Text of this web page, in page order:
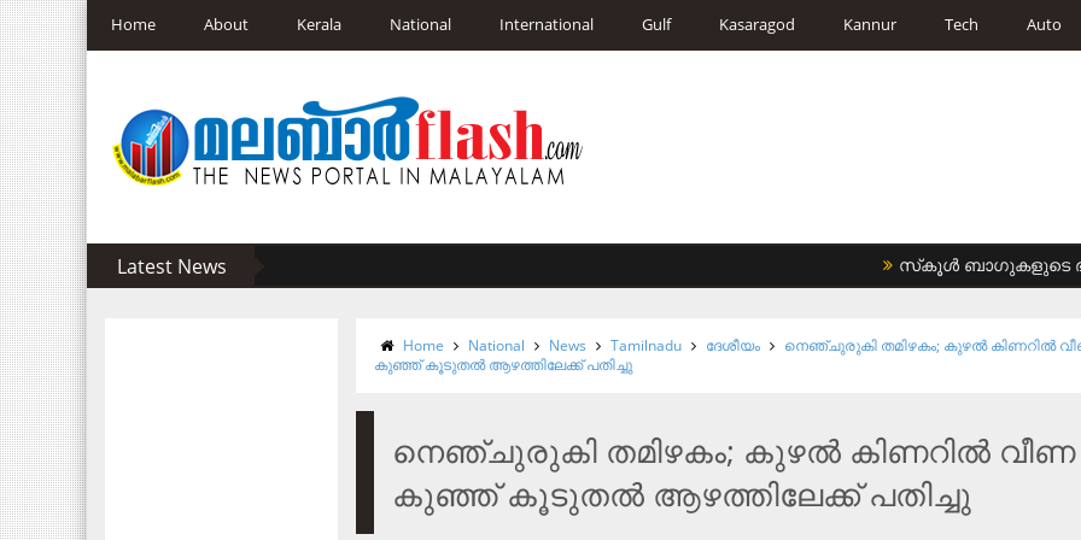
Home About Kerala National International Gulf Kasaragod Kannur Tech Auto
Latest News സ്‌കൂള്‍ ബാഗുകളുടെ ഭാരം
Home National News Tamilnadu ദേശീയം
നെഞ്ചുരുകി തമിഴകം; കുഴല്‍ കിണറില്‍
കുഞ്ഞ് കൂടുതല്‍ ആഴത്തിലേക്ക് പതിച്ചു
നെഞ്ചുരുകി തമിഴകം; കുഴല്‍ കിണറില്‍ വീണ
കുഞ്ഞ് കൂടുതല്‍ ആഴത്തിലേക്ക് പതിച്ചു